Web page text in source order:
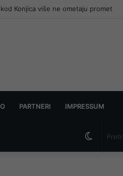
PARTNERI IMPRESSUM
Switch